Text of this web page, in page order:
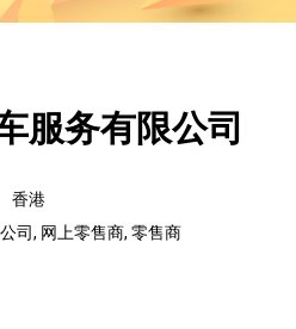
服务有限公司
香港
司, 网上零售商, 零售商